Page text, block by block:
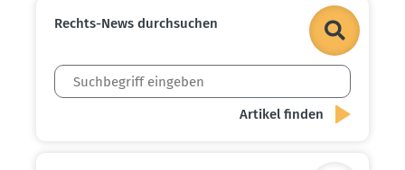
Rechts-News durch­suchen